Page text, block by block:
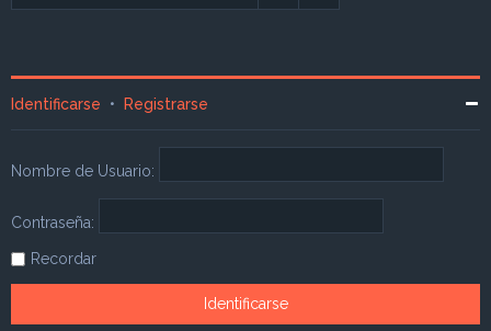
Identificarse • Registrarse
Nombre de Usuario:
Contraseña:
Recordar